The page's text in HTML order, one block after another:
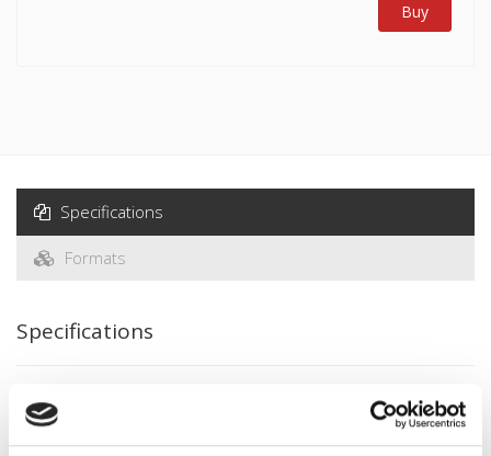
Buy
Specifications
Formats
Specifications
Publisher
Presses de Sciences Po